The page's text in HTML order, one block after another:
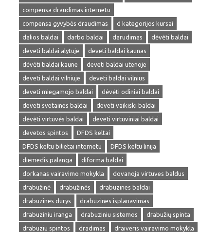
compensa draudimas internetu
compensa gyvybės draudimas
d kategorijos kursai
dalios baldai
darbo baldai darudimas
dėvėti baldai
deveti baldai alytuje
deveti baldai kaunas
dėvėti baldai kaune
deveti baldai utenoje
deveti baldai vilniuje
deveti baldai vilnius
deveti miegamojo baldai
dėvėti odiniai baldai
deveti svetaines baldai
deveti vaikiski baldai
dėvėti virtuvės baldai
deveti virtuviniai baldai
devetos spintos
DFDS keltai
DFDS keltu bilietai internetu
DFDS keltu linija
diemedis palanga
diforma baldai
dorkanas vairavimo mokykla
dovanoja virtuves baldus
drabužinė
drabužinės
drabuzines baldai
drabuzines durys
drabuzines isplanavimas
drabuziniu iranga
drabuziniu sistemos
drabužių spinta
drabuziu spintos
dradimas
draiveris vairavimo mokykla